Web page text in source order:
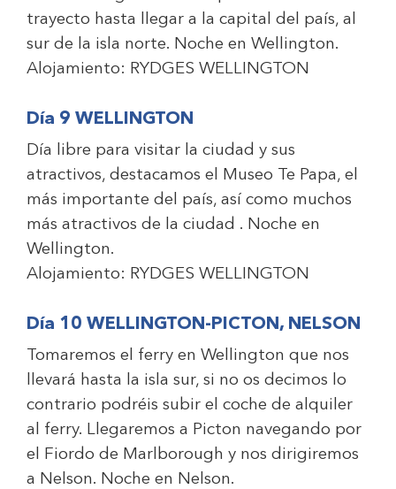
trayecto hasta llegar a la capital del país, al
sur de la isla norte. Noche en Wellington.
Alojamiento: RYDGES WELLINGTON
Día 9 WELLINGTON
Día libre para visitar la ciudad y sus
atractivos, destacamos el Museo Te Papa, el
más importante del país, así como muchos
más atractivos de la ciudad . Noche en
Wellington.
Alojamiento: RYDGES WELLINGTON
Día 10 WELLINGTON-PICTON, NELSON
Tomaremos el ferry en Wellington que nos
llevará hasta la isla sur, si no os decimos lo
contrario podréis subir el coche de alquiler
al ferry. Llegaremos a Picton navegando por
el Fiordo de Marlborough y nos dirigiremos
a Nelson. Noche en Nelson.